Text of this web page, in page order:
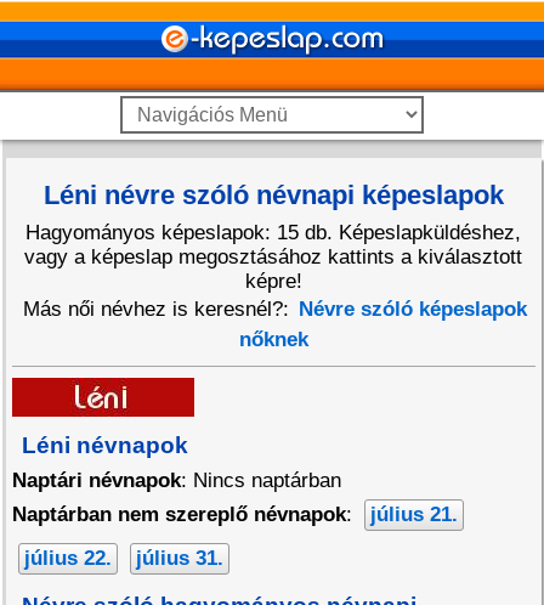
Léni névre szóló névnapi képeslapok
Hagyományos képeslapok: 15 db. Képeslapküldéshez,
vagy a képeslap megosztásához kattints a kiválasztott
képre!
Más női névhez is keresnél?: Névre szóló képeslapok
nőknek
Léni névnapok
Naptári névnapok: Nincs naptárban
Naptárban nem szereplő névnapok:
július 21.
július 22.
július 31.